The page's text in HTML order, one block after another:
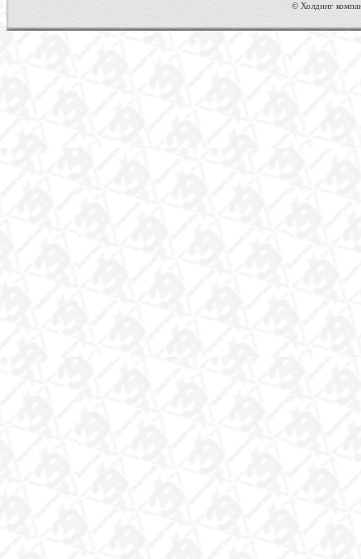
© Холдинг